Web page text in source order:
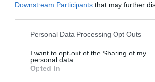
Downstream Participants that may further
Personal Data Processing Opt Outs
I want to opt-out of the Sharing of my
personal data.
Opted In
Hozzászólási szabályzat
Nyomtatott lapjaink archívuma
Székely Hírmondó archívuma